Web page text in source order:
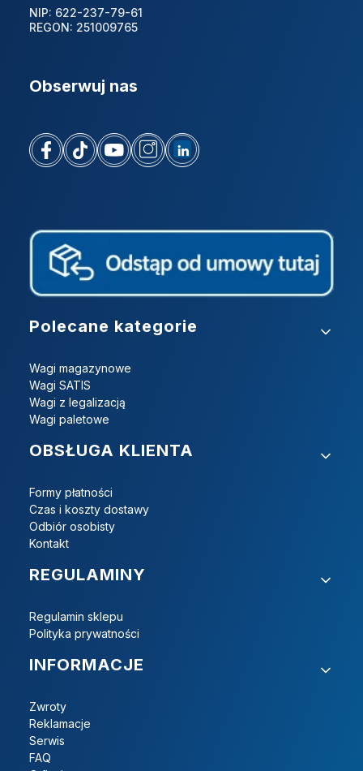
NIP: 622-237-79-61
REGON: 251009765
Obserwuj nas
Linki w stopce
Polecane kategorie
Wagi magazynowe
Wagi SATIS
Wagi z legalizacją
Wagi paletowe
OBSŁUGA KLIENTA
Formy płatności
Czas i koszty dostawy
Odbiór osobisty
Kontakt
REGULAMINY
Regulamin sklepu
Polityka prywatności
INFORMACJE
Zwroty
Reklamacje
Serwis
FAQ